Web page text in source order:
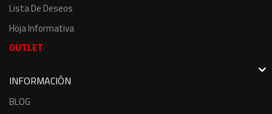
Lista De Deseos
Hoja Informativa
OUTLET
INFORMACIÓN
BLOG